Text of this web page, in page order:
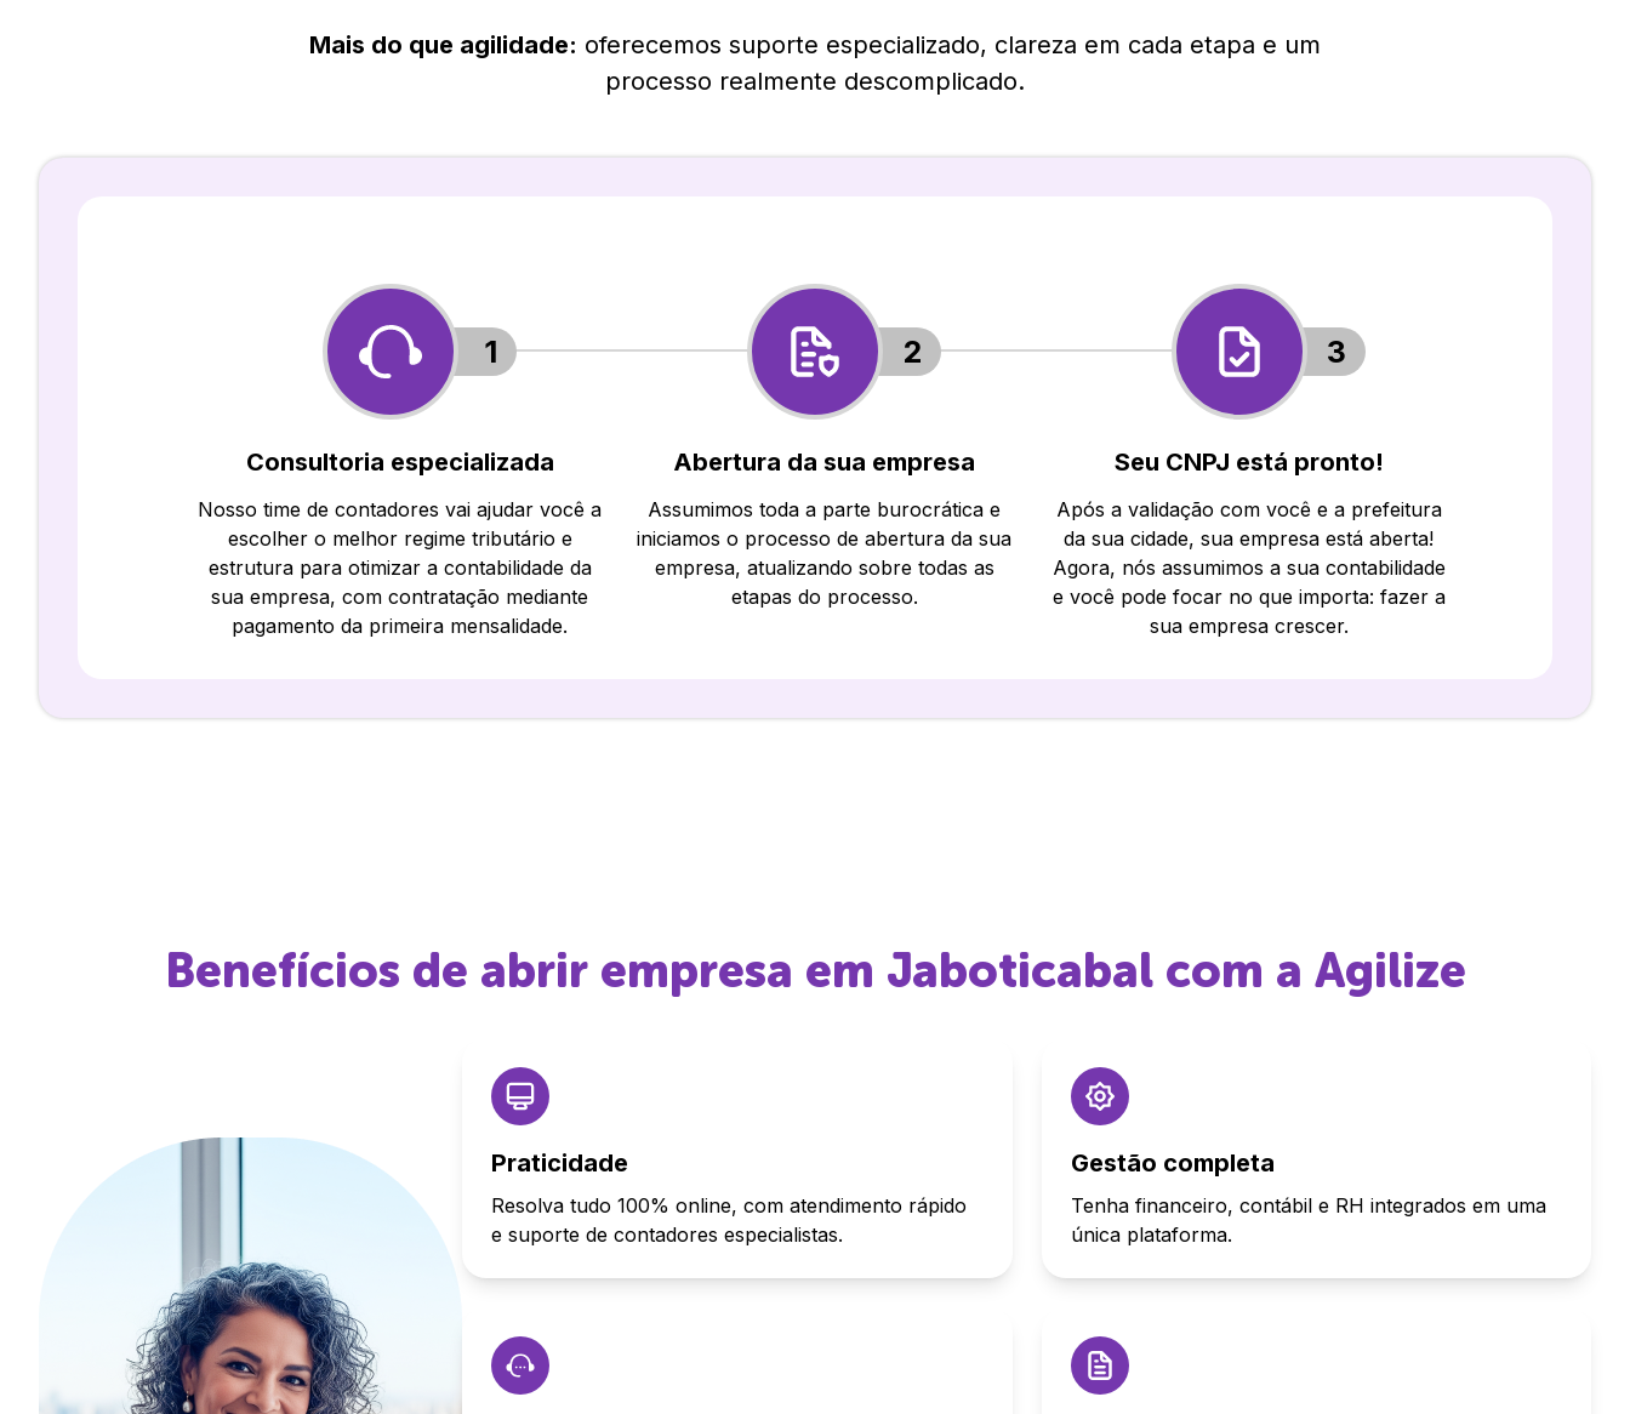
Mais do que agilidade: oferecemos suporte especializado, clareza em cada etapa e um
processo realmente descomplicado.
1
Consultoria especializada
Nosso time de contadores vai ajudar você a
escolher o melhor regime tributário e
estrutura para otimizar a contabilidade da
sua empresa, com contratação mediante
pagamento da primeira mensalidade.
2
Abertura da sua empresa
Assumimos toda a parte burocrática e
iniciamos o processo de abertura da sua
empresa, atualizando sobre todas as
etapas do processo.
3
Seu CNPJ está pronto!
Após a validação com você e a prefeitura
da sua cidade, sua empresa está aberta!
Agora, nós assumimos a sua contabilidade
e você pode focar no que importa: fazer a
sua empresa crescer.
Benefícios de abrir empresa em Jaboticabalcom a Agilize
Praticidade
Resolva tudo 100% online, com atendimento rápido
e suporte de contadores especialistas.
Gestão completa
Tenha financeiro, contábil e RH integrados em uma
única plataforma.